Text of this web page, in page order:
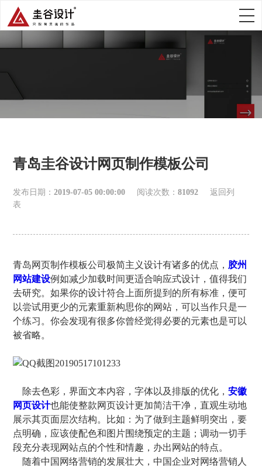
青岛圭谷设计网页制作模板公司
发布日期：2019-07-05 00:00:00 阅读次数：81092
返回列
表
青岛网页制作模板公司极简主义设计有诸多的优点， 胶州
网站建设例如减少加载时间更适合响应式设计，值得我们
去研究。如果你的设计符合上面所提到的所有标准，便可
以尝试用更少的元素重新构思你的网站，可以当作只是一
个练习。你会发现有很多你曾经觉得必要的元素也是可以
被省略。
除去色彩，界面文本内容，字体以及排版的优化，安徽
网页设计也能使整款网页设计更加简洁干净，直观生动地
展示其页面层次结构。比如：为了做到主题鲜明突出，要
点明确，应该使配色和图片围绕预定的主题；调动一切手
段充分表现网站点的个性和情趣，办出网站的特点。
随着中国网络营销的发展壮大，中国企业对网络营销人